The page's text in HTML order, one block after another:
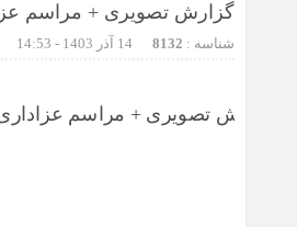
مراسم
گزارش تصویری + مراسم
شناسه : 8132 14 آذر 1403 - 14:53